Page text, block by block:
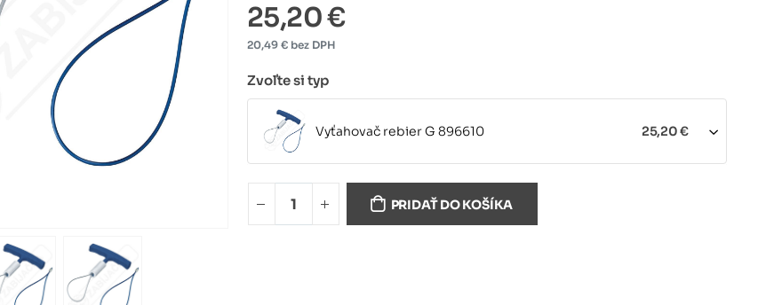
25,20 €
20,49 € bez DPH
Zvoľte si typ
Vyťahovač rebier G 896610 25,20 €
Náhradné vyťahovacie očko G 896611
PRIDAŤ DO KOŠÍKA